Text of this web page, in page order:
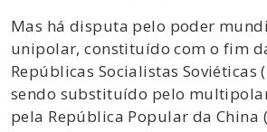
Mas há disputa pelo poder
unipolar, constituído com o fim
Repúblicas Socialistas Soviéticas
sendo substituído pelo
pela República Popular da China